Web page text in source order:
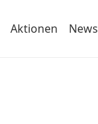
Aktionen News